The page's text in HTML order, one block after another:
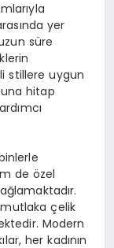
yer
süre
stillere uygun
hitap
de özel
mutlaka çelik
Modern
her kadının